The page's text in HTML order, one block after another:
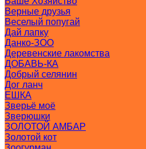
Верные друзья
Веселый попугай
Дай лапку
Данко-ЗОО
Деревенские лакомства
ДОБАВЬ-КА
Добрый селянин
Дог ланч
ЕШКА
Зверьё моё
Зверюшки
ЗОЛОТОЙ АМБАР
Золотой кот